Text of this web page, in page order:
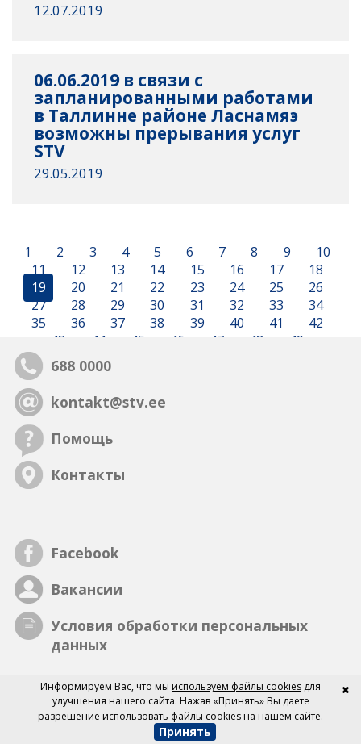
12.07.2019
06.06.2019 в связи с
запланированными работами
в Таллинне районе Ласнамяэ
возможны прерывания услуг
STV
29.05.2019
1 2 3 4 5 6 7 8 9
10
11
12 13 14 15 16 17
18
19
20 21 22 23 24 25
26
27
28 29 30 31 32 33
34
35
36 37 38 39 40 41
42
43
44 45 46 47 48 49
688 0000
kontakt@stv.ee
Помощь
Контакты
Facebook
Вакансии
Условия обработки персональных
данных
Информируем Вас, что мы используем файлы cookies для
улучшения нашего сайта. Нажав «Принять» Вы даете
разрешение использовать файлы cookies на нашем сайте.
Принять